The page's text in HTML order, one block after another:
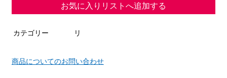
お気に入りリストへ追加する
カテゴリー リ
商品についてのお問い合わせ